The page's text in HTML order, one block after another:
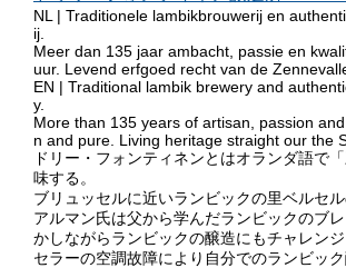
NL | Traditionele lambikbrouwerij en
ij.
Meer dan 135 jaar ambacht, passie en
uur. Levend erfgoed recht van de
EN | Traditional lambik brewery and
y.
More than 135 years of artisan, passion
n and pure. Living heritage straight our the
ドリー・フォンティネンとはオランダ語で
味する。
ブリュッセルに近いランビックの里ベルセル
アルマン氏は父から学んだランビックのブ
かしながらランビックの醸造にもチャレン
セラーの空調故障により自分でのランビッ